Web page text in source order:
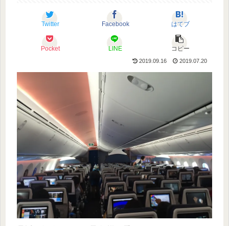
Twitter Facebook はてブ
Pocket LINE コピー
2019.09.16 2019.07.20